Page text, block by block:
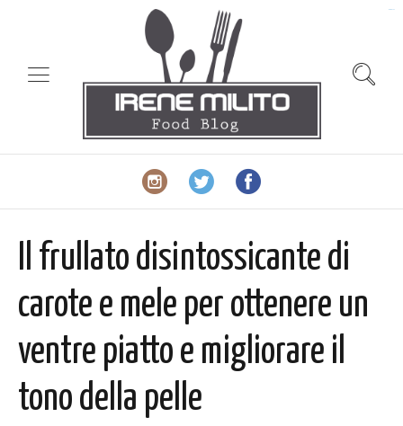
Il frullato disintossicante di
carote e mele per ottenere un
ventre piatto e migliorare il
tono della pelle